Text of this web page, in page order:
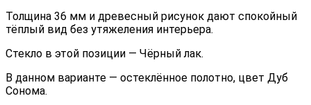
Толщина 36 мм и древесный рисунок дают спокойный
тёплый вид без утяжеления интерьера.
Стекло в этой позиции — Чёрный лак.
В данном варианте — остеклённое полотно, цвет Дуб
Сонома.